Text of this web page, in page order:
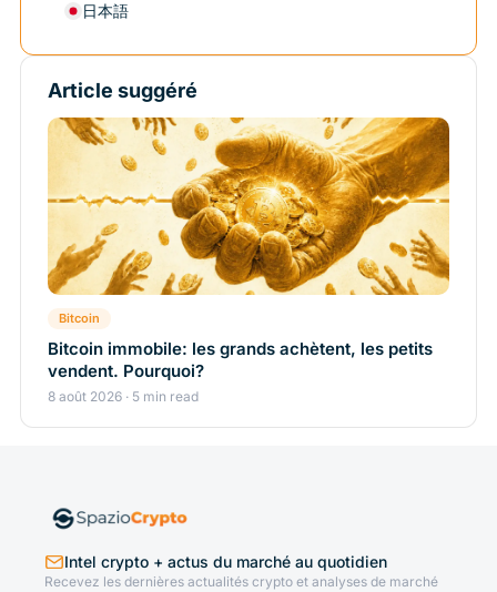
日本語
Article suggéré
Bitcoin
Bitcoin immobile: les grands achètent, les petits
vendent. Pourquoi?
8 août 2026 · 5 min read
Intel crypto + actus du marché au quotidien
Recevez les dernières actualités crypto et analyses de marché